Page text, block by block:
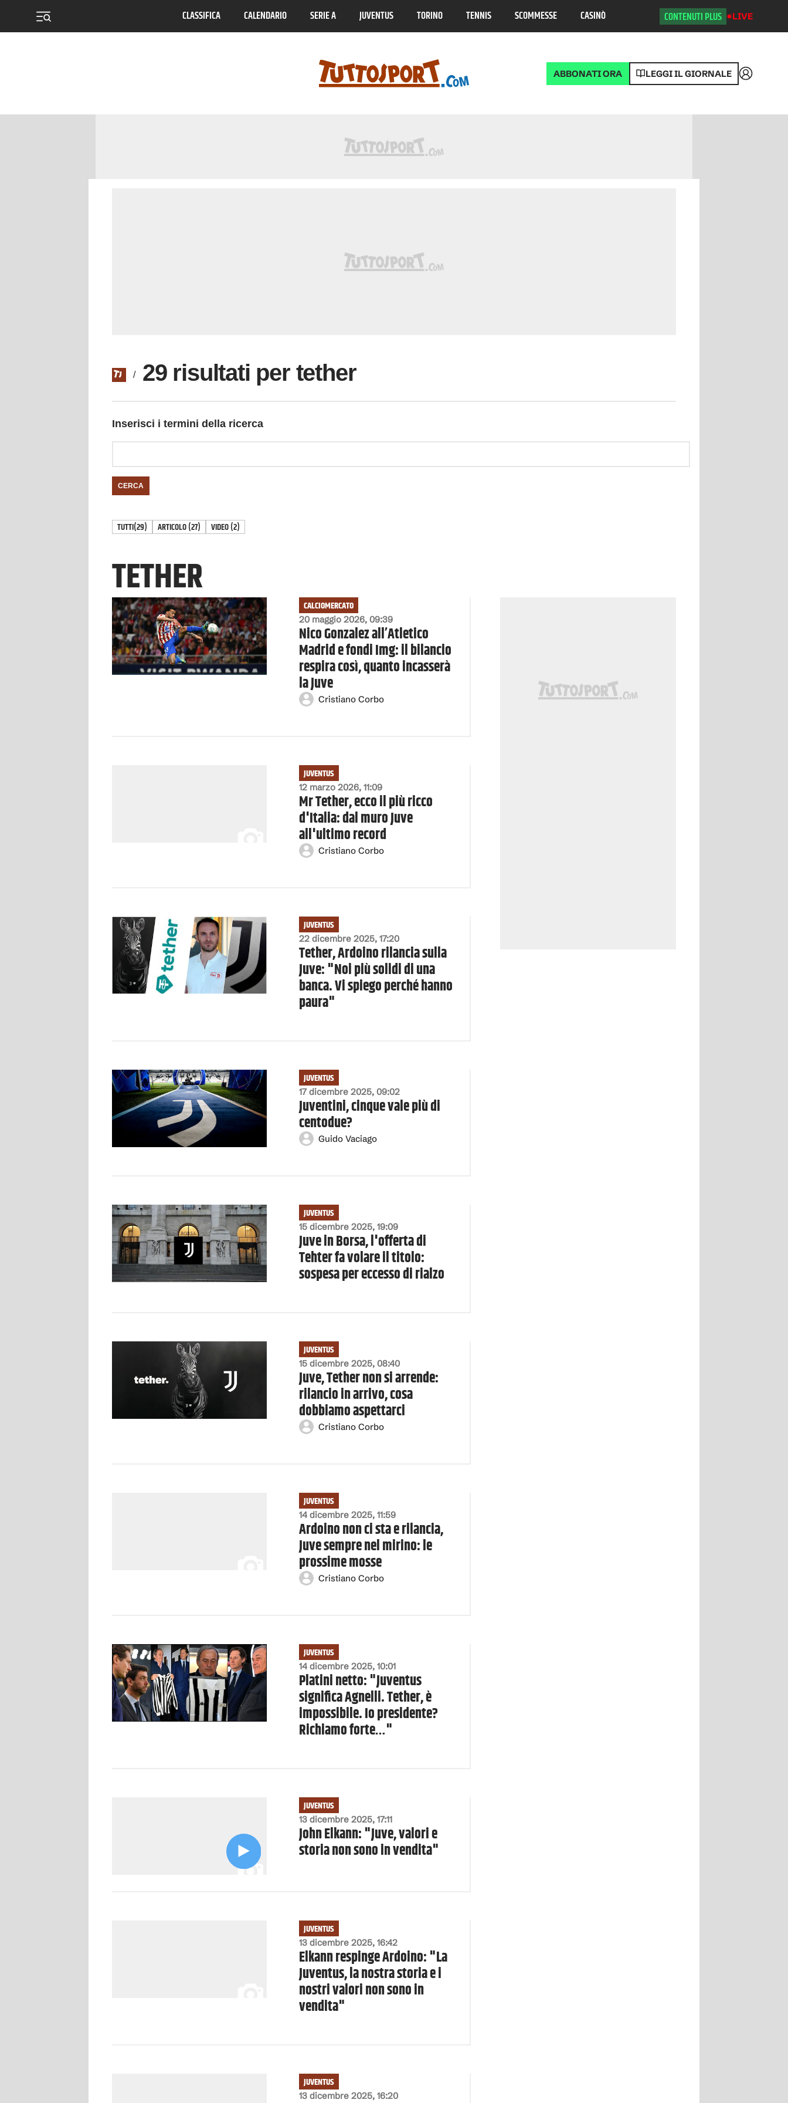
CLASSIFICA CALENDARIO SERIE A JUVENTUS TORINO TENNIS SCOMMESSE CASINÒ CONTENUTI PLUS LIVE
ABBONATI ORA LEGGI IL GIORNALE Accedi
/ 29 risultati per tether
Inserisci i termini della ricerca
CERCA
TUTTI(29) ARTICOLO(27) VIDEO(2)
TETHER
20 maggio 2026, 09:39
CALCIOMERCATO
Nico Gonzalez all’Atletico
Madrid e fondi Img: il bilancio
respira così, quanto incasserà
la Juve
Cristiano Corbo
12 marzo 2026, 11:09
JUVENTUS
Mr Tether, ecco il più ricco
d'Italia: dal muro Juve
all'ultimo record
Cristiano Corbo
22 dicembre 2025, 17:20
JUVENTUS
Tether, Ardoino rilancia sulla
Juve: "Noi più solidi di una
banca. Vi spiego perché hanno
paura"
17 dicembre 2025, 09:02
JUVENTUS
Juventini, cinque vale più di
centodue?
Guido Vaciago
15 dicembre 2025, 19:09
JUVENTUS
Juve in Borsa, l'offerta di
Tehter fa volare il titolo:
sospesa per eccesso di rialzo
15 dicembre 2025, 08:40
JUVENTUS
Juve, Tether non si arrende:
rilancio in arrivo, cosa
dobbiamo aspettarci
Cristiano Corbo
14 dicembre 2025, 11:59
JUVENTUS
Ardoino non ci sta e rilancia,
Juve sempre nel mirino: le
prossime mosse
Cristiano Corbo
14 dicembre 2025, 10:01
JUVENTUS
Platini netto: "Juventus
significa Agnelli. Tether, è
impossibile. Io presidente?
Richiamo forte…"
13 dicembre 2025, 17:11
JUVENTUS
John Elkann: "Juve, valori e
storia non sono in vendita"
13 dicembre 2025, 16:42
JUVENTUS
Elkann respinge Ardoino: "La
Juventus, la nostra storia e i
nostri valori non sono in
vendita"
13 dicembre 2025, 16:20
JUVENTUS